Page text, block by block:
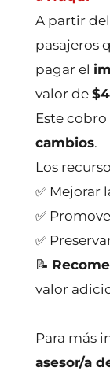
A partir del
pasajeros
pagar el
valor de
Este cobro
cambios.
Los
✅ Mejorar
✅
✅
📝
valor
Para más
asesor/a